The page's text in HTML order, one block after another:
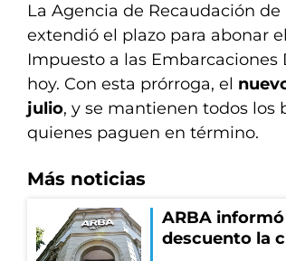
La Agencia de Recaudación
extendió el plazo para abonar
Impuesto a las
hoy. Con esta prórroga, el
julio, y se mantienen todos los
quienes paguen en término.
Más noticias
ARBA
descuento la